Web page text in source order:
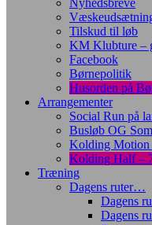
Nyhedsbreve
Tilskud til løb
KM Klubture –
Facebook
Børnepolitik
Husorden på
Arrangementer
Social Run på
Busløb OG
Kolding Motion
Kolding Half –
Træning
Dagens ruter…
Dagens
Dagens